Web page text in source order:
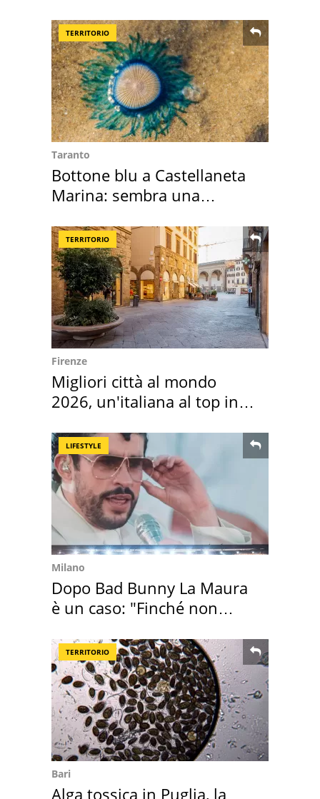
TERRITORIO
Taranto
Bottone blu a Castellaneta
Marina: sembra una
TERRITORIO
Firenze
Migliori città al mondo
2026, un'italiana al top in
LIFESTYLE
Milano
Dopo Bad Bunny La Maura
è un caso: "Finché non
TERRITORIO
Bari
Alga tossica in Puglia, la